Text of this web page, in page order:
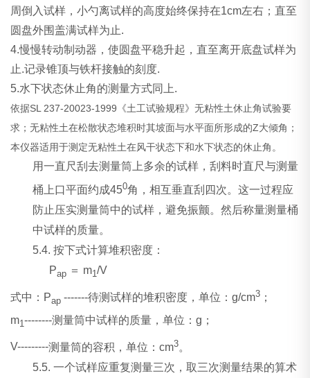
周倒入试样，小勺离试样的高度始终保持在1cm左右；直至
圆盘外围盖满试样为止.
4.慢慢转动制动器，使圆盘平稳升起，直至离开底盘试样为
止.记录锥顶与铁杆接触的刻度.
5.水下状态休止角的测量方式同上.
依据SL 237-20023-1999《土工试验规程》无粘性土休止角试验要
求；无粘性土在松散状态堆积时其坡面与水平面所形成的Z大倾角；
本仪器适用于测定无粘性土在风干状态下和水下状态的休止角。
用一直尺刮去测量筒上多余的试样，刮料时直尺与测量
桶上口平面约成450角，相互垂直刮四次。这一过程应
防止压实测量筒中的试样，避免振颤。然后称量测量桶
中试样的质量。
5.4.按下式计算堆积密度：
Pap ＝ m1/V
式中： Pap-------待测试样的堆积密度，单位：g/cm3 ；
m1--------测量筒中试样的质量，单位：g ；
V---------测量筒的容积，单位：cm3。
5.5.一个试样应重复测量三次，取三次测量结果的算术